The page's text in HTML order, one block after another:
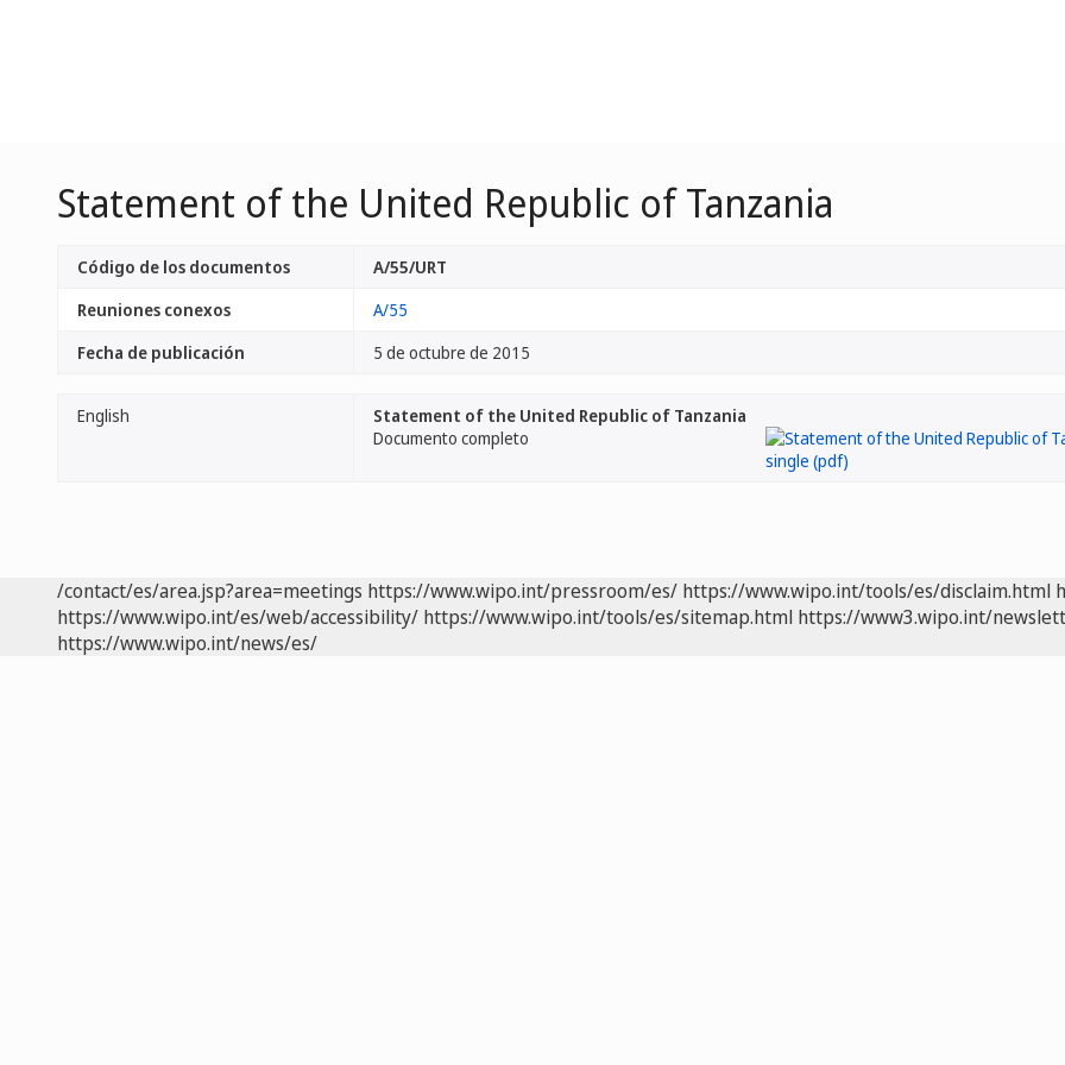
Statement of the United Republic of Tanzania
Código de los documentos
A/55/URT
Reuniones conexos
A/55
Fecha de publicación
5 de octubre de 2015
English
Statement of the United Republic of Tanzania
Documento completo
/contact/es/area.jsp?area=meetings https://www.wipo.int/pressroom/es/ https://www.wipo.int/tools/es/disclaim.html
https://www.wipo.int/es/web/accessibility/ https://www.wipo.int/tools/es/sitemap.html https://www3.wipo.int/
https://www.wipo.int/news/es/